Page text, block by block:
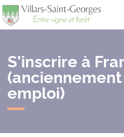
S'inscrire à
emploi)